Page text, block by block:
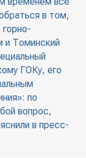
в том,
и Томинский
ГОКу, его
по
вопрос,
в пресс-